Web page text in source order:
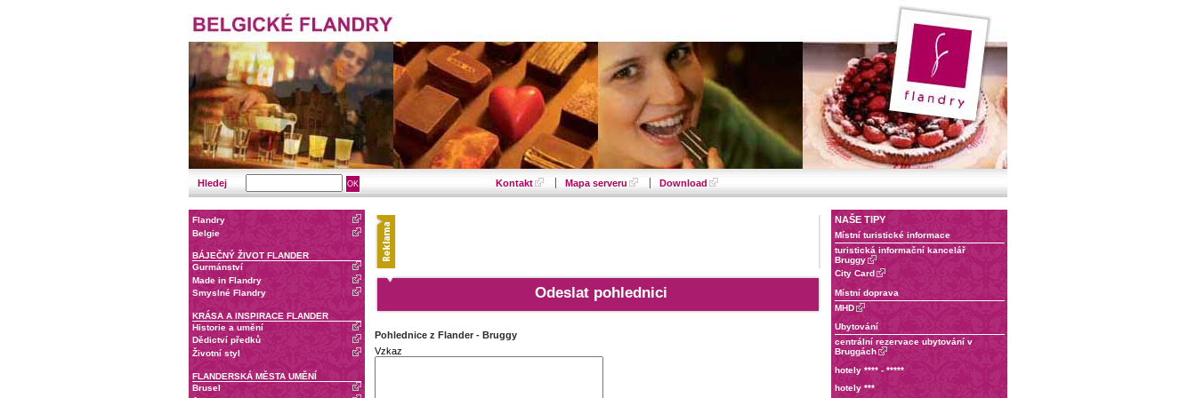
Hledej Kontakt Mapa serveru Download
Flandry
Belgie
BÁJEČNÝ ŽIVOT FLANDER
Gurmánství
Made in Flandry
Smyslné Flandry
KRÁSA A INSPIRACE FLANDER
Historie a umění
Dědictví předků
Životní styl
FLANDERSKÁ MĚSTA UMĚNÍ
Brusel
Odeslat pohlednici
Pohlednice z Flander - Bruggy
Vzkaz
NAŠE TIPY
Místní turistické informace
turistická informační kancelář
Bruggy
City Card
Místní doprava
MHD
Ubytování
centrální rezervace ubytování v
Bruggách
hotely **** - *****
hotely ***